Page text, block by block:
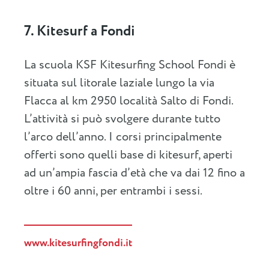
7. Kitesurf a Fondi
La scuola KSF Kitesurfing School Fondi è
situata sul litorale laziale lungo la via
Flacca al km 2950 località Salto di Fondi.
L’attività si può svolgere durante tutto
l’arco dell’anno. I corsi principalmente
offerti sono quelli base di kitesurf, aperti
ad un’ampia fascia d’età che va dai 12 fino a
oltre i 60 anni, per entrambi i sessi.
www.kitesurfingfondi.it